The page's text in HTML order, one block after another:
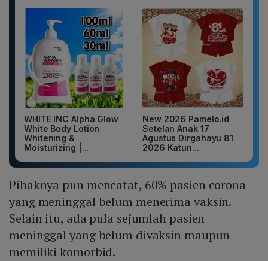
WHITE INC Alpha Glow
White Body Lotion
Whitening &
Moisturizing |...
New 2026 Pamelo.id
Setelan Anak 17
Agustus Dirgahayu 81
2026 Katun...
Pihaknya pun mencatat, 60% pasien corona
yang meninggal belum menerima vaksin.
Selain itu, ada pula sejumlah pasien
meninggal yang belum divaksin maupun
memiliki komorbid.